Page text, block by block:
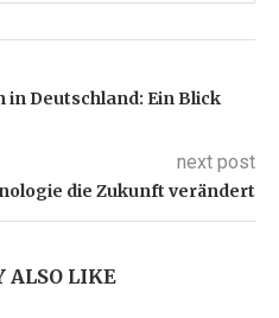
Deutschland: Ein Blick
next post
die Zukunft verändert
ALSO LIKE